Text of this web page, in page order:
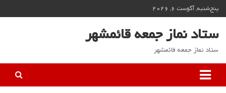
Skip
to
content
پنج‌شنبه, آگوست 6, 2026
ستاد نماز جمعه قائمشهر
ستاد نماز جمعه قائمشهر